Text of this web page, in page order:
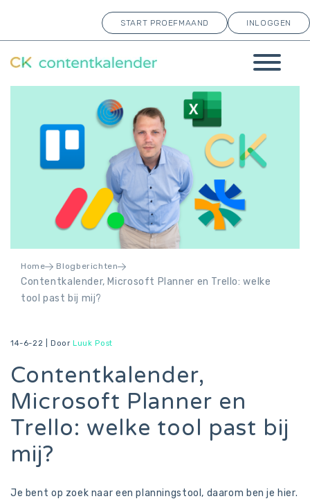
START PROEFMAAND INLOGGEN
Home Blogberichten
Contentkalender, Microsoft Planner en Trello: welke
tool past bij mij?
14-6-22 | Door Luuk Post
Contentkalender,
Microsoft Planner en
Trello: welke tool past bij
mij?
Je bent op zoek naar een planningstool, daarom ben je hier.